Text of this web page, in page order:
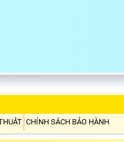
CHÍNH SÁCH BẢO HÀNH